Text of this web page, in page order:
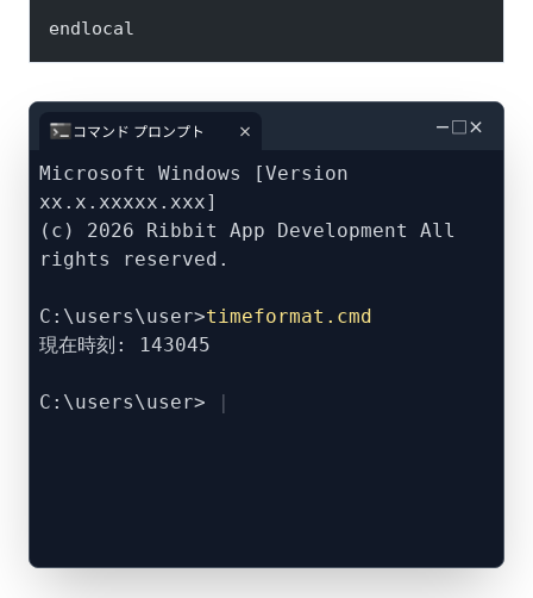
endlocal
－□×
コマンド プロンプト
Microsoft Windows [Version
xx.x.xxxxx.xxx]
(c) 2026 Ribbit App Development All
rights reserved.
C:\users\user>timeformat.cmd
現在時刻: 143045
C:\users\user>